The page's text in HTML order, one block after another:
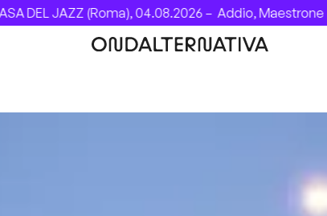
JAZZ (Roma), 04.08.2026 –Addio, Maestrone –